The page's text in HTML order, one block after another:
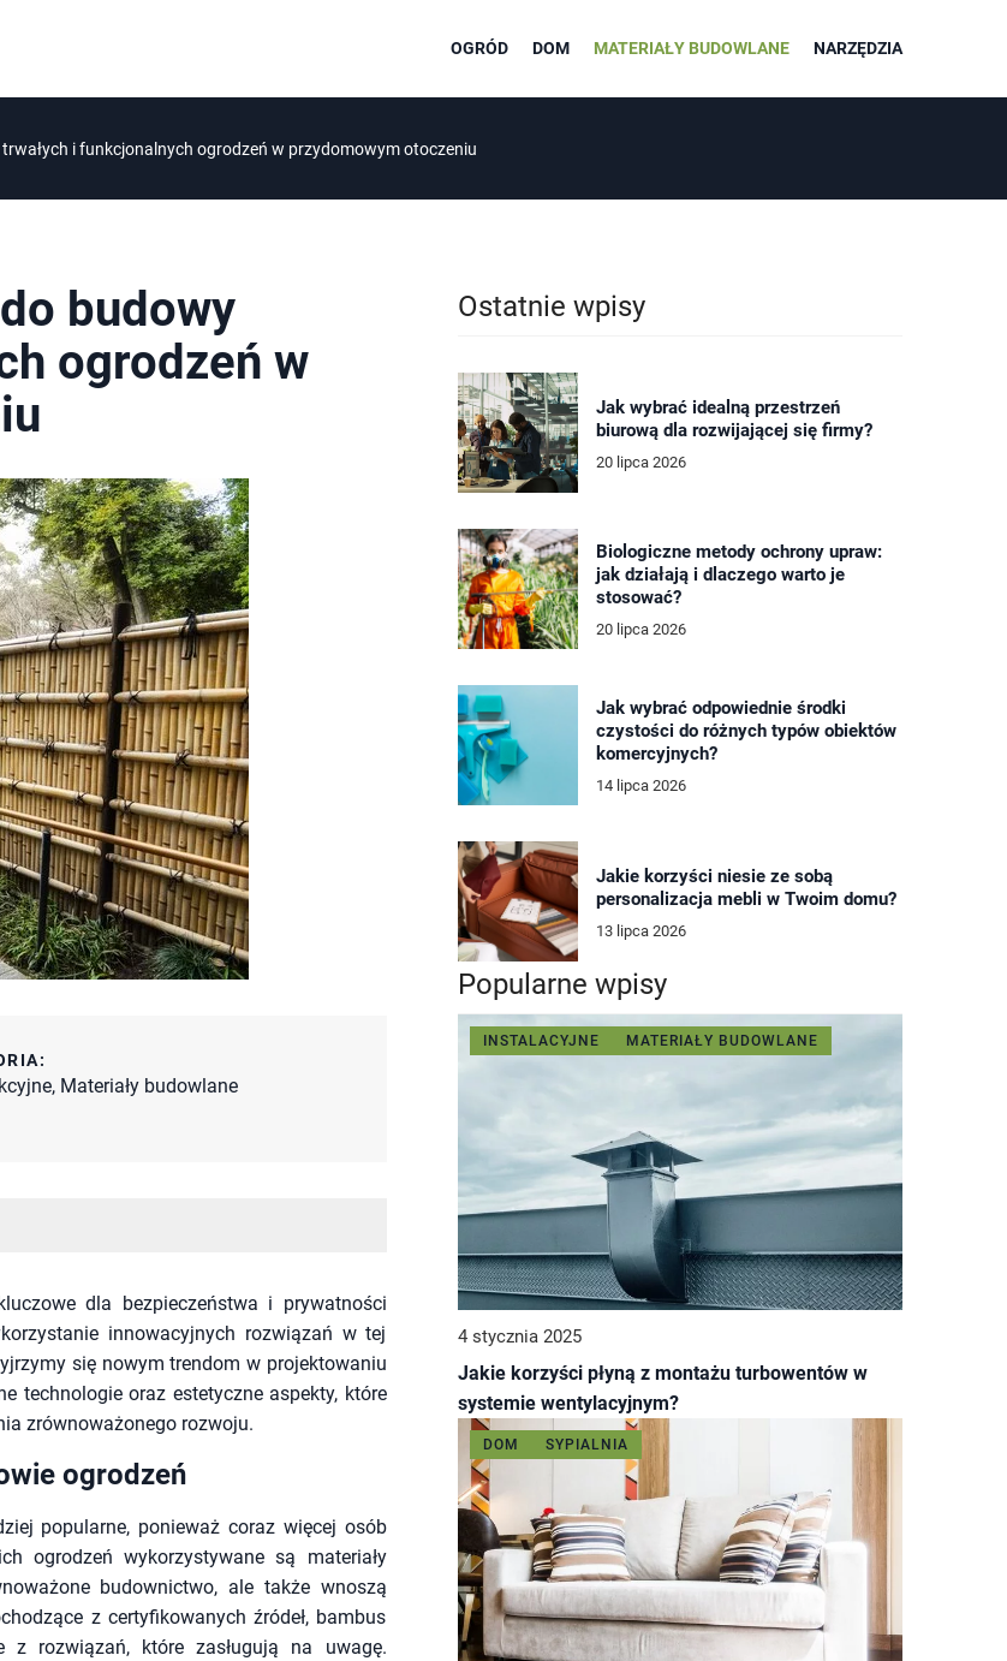
OGRÓD DOM MATERIAŁY BUDOWLANE NARZĘDZIA
i funkcjonalnych ogrodzeń w przydomowym otoczeniu
budowy
ogrodzeń w
, Materiały budowlane
dla bezpieczeństwa i prywatności
innowacyjnych rozwiązań w tej
się nowym trendom w projektowaniu
technologie oraz estetyczne aspekty, które
zrównoważonego rozwoju.
ogrodzeń
popularne, ponieważ coraz więcej osób
ogrodzeń wykorzystywane są materiały
budownictwo, ale także wnoszą
z certyfikowanych źródeł, bambus
z rozwiązań, które zasługują na uwagę.
Ostatnie wpisy
Jak wybrać idealną przestrzeń
biurową dla rozwijającej się firmy?
20 lipca 2026
Biologiczne metody ochrony upraw:
jak działają i dlaczego warto je
stosować?
20 lipca 2026
Jak wybrać odpowiednie środki
czystości do różnych typów obiektów
komercyjnych?
14 lipca 2026
Jakie korzyści niesie ze sobą
personalizacja mebli w Twoim domu?
13 lipca 2026
Popularne wpisy
INSTALACYJNE MATERIAŁY BUDOWLANE
4 stycznia 2025
Jakie korzyści płyną z montażu turbowentów w
systemie wentylacyjnym?
DOM SYPIALNIA